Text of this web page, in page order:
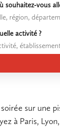
souhaitez-vous
activité ?
sur une
à Paris,